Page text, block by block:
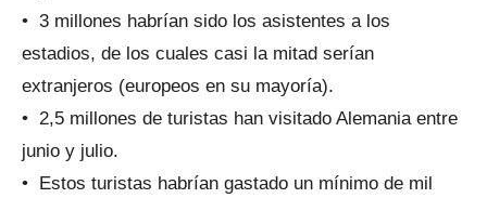
• 3 millones habrían sido los asistentes a los
estadios, de los cuales casi la mitad serían
extranjeros (europeos en su mayoría).
• 2,5 millones de turistas han visitado Alemania entre
junio y julio.
• Estos turistas habrían gastado un mínimo de mil